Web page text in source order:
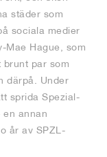
städer som
sociala medier
Mae Hague, som
brunt par som
därpå. Under
sprida Spezial-
en annan
år av SPZL-